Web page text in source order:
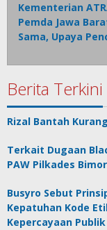
Kementerian
Pemda Jawa
Sama, Upaya
Berita Terkini
Rizal Bantah
Terkait Dugaan
PAW Pilkades
Busyro Sebut
Kepatuhan Kode
Kepercayaan